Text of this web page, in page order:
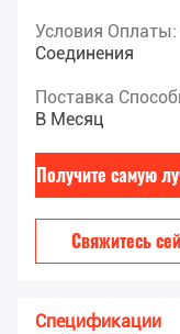
Условия Оплаты:
Соединения
Поставка
В Месяц
Получите самую
Свяжитесь
Спецификации